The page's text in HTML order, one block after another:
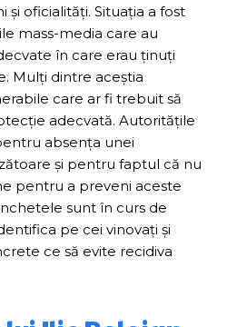
oficialități. Situația a fost
mass-media care au
în care erau ținuți
Mulți dintre aceștia
care ar fi trebuit să
adecvată. Autoritățile
absența unei
și pentru faptul că nu
pentru a preveni aceste
sunt în curs de
pe cei vinovați și
ce să evite recidiva